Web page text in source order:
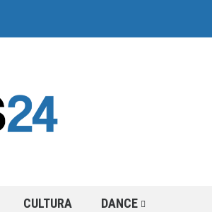
CULTURA DANCE